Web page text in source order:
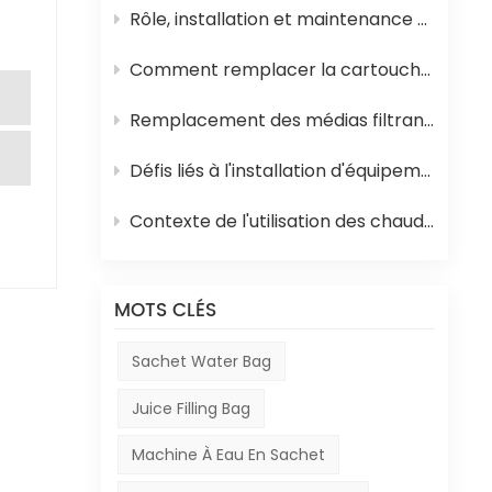
Rôle, installation et maintenance des équipements de stérilisation UHT pour jus
Comment remplacer la cartouche filtrante en polypropylène et la membrane d'osmose inverse d'un système d'osmose inverse
Remplacement des médias filtrants dans les équipements de traitement de l'eau
Défis liés à l'installation d'équipements en Afrique
Contexte de l'utilisation des chaudières à mazout en Afrique et de leur rôle dans la production de boissons
MOTS CLÉS
Sachet Water Bag
Juice Filling Bag
Machine À Eau En Sachet